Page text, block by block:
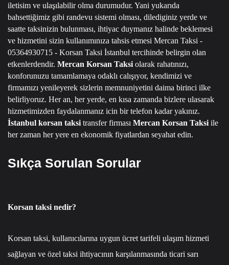
iletisim ve ulaşılabilir olma durumudur. Yani yukarıda
bahsettiğimiz gibi randevu sistemi olması, dilediginiz yerde ve
saatte taksinizin bulunması, ihtiyac duymanız halinde beklemesi
ve hizmetini sizin kullanımınıza tahsis etmesi Mercan Taksi -
05364930715 - Korsan Taksi İstanbul tercihinde belirgin olan
etkenlerdendir. Mercan Korsan Taksi olarak rahatınızı,
konforunuzu tamamlamaya odaklı calışıyor, kendimizi ve
firmamızı yenileyerek sizlerin memnuniyetini daima birinci ilke
belirliyoruz. Her an, her yerde, en kısa zamanda bizlere ulasarak
hizmetimizden faydalanmanız icin bir telefon kadar yakınız.
İstanbul korsan taksi transfer firması Mercan Korsan Taksi ile
her zaman her yere en ekonomik fiyatlardan seyahat edin.
Sıkça Sorulan Sorular
Korsan taksi nedir?
Korsan taksi, kullanıcılarına uygun ücret tarifeli ulaşım hizmeti
sağlayan ve özel taksi ihtiyacının karşılanmasında ticari sarı